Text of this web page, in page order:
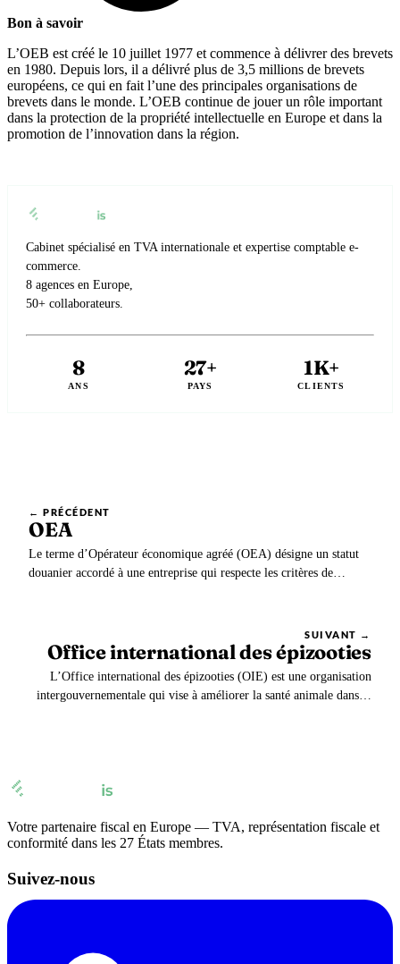
Bon à savoir
L’OEB est créé le 10 juillet 1977 et commence à délivrer des brevets
en 1980. Depuis lors, il a délivré plus de 3,5 millions de brevets
européens, ce qui en fait l’une des principales organisations de
brevets dans le monde. L’OEB continue de jouer un rôle important
dans la protection de la propriété intellectuelle en Europe et dans la
promotion de l’innovation dans la région.
Cabinet spécialisé en TVA internationale et expertise comptable e-
commerce.
8 agences en Europe,
50+ collaborateurs.
8
ANS
27+
PAYS
1K+
CLIENTS
← PRÉCÉDENT
OEA
Le terme d’Opérateur économique agréé (OEA) désigne un statut
douanier accordé à une entreprise qui respecte les critères de
SUIVANT →
Office international des épizooties
L’Office international des épizooties (OIE) est une organisation
intergouvernementale qui vise à améliorer la santé animale dans le
Votre partenaire fiscal en Europe — TVA, représentation fiscale et
conformité dans les 27 États membres.
Suivez-nous